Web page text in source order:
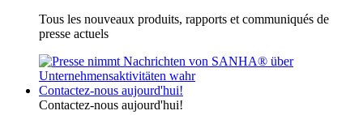
Tous les nouveaux produits, rapports et communiqués de
presse actuels
Contactez-nous aujourd'hui!
Contactez-nous aujourd'hui!